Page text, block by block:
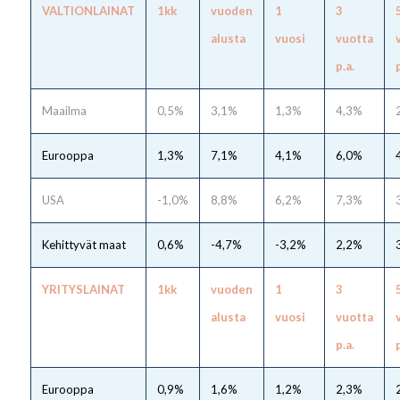
VALTIONLAINAT 1kk
vuoden
alusta
1
vuosi
3
vuotta
p.a.
Maailma 0,5% 3,1% 1,3% 4,3%
Eurooppa 1,3% 7,1% 4,1% 6,0%
USA -1,0% 8,8% 6,2% 7,3%
Kehittyvät maat 0,6% -4,7% -3,2% 2,2%
YRITYSLAINAT 1kk
vuoden
alusta
1
vuosi
3
vuotta
p.a.
Eurooppa 0,9% 1,6% 1,2% 2,3%